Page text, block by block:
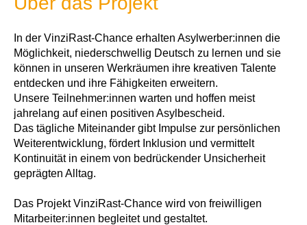
In der VinziRast-Chance erhalten Asylwerber:innen die
Möglichkeit, niederschwellig Deutsch zu lernen und sie
können in unseren Werkräumen ihre kreativen Talente
entdecken und ihre Fähigkeiten erweitern.
Unsere Teilnehmer:innen warten und hoffen meist
jahrelang auf einen positiven Asylbescheid.
Das tägliche Miteinander gibt Impulse zur persönlichen
Weiterentwicklung, fördert Inklusion und vermittelt
Kontinuität in einem von bedrückender Unsicherheit
geprägten Alltag.
Das Projekt VinziRast-Chance wird von freiwilligen
Mitarbeiter:innen begleitet und gestaltet.